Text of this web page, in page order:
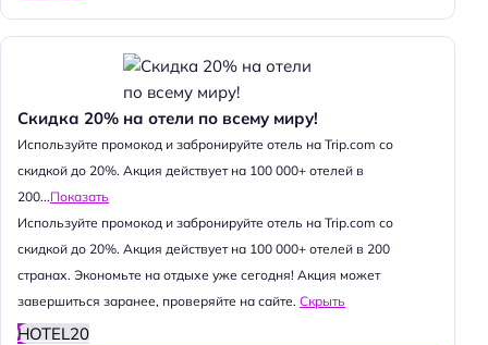
Скидка 20% на отели по всему миру!
Используйте промокод и забронируйте отель на Trip.com со
скидкой до 20%. Акция действует на 100 000+ отелей в
200...Показать
Используйте промокод и забронируйте отель на Trip.com со
скидкой до 20%. Акция действует на 100 000+ отелей в 200
странах. Экономьте на отдыхе уже сегодня! Акция может
завершиться заранее, проверяйте на сайте. Скрыть
HOTEL20